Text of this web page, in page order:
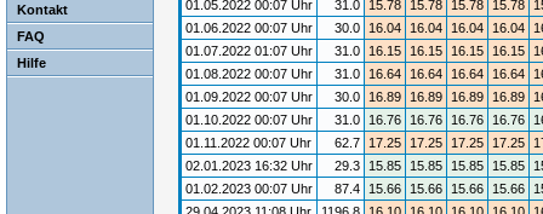
Kontakt
FAQ
Hilfe
01.05.2022 00:07 Uhr
31.0 15.78 15.78 15.78 15.78
01.06.2022 00:07 Uhr
30.0 16.04 16.04 16.04 16.04
01.07.2022 01:07 Uhr
31.0 16.15 16.15 16.15 16.15
01.08.2022 00:07 Uhr
31.0 16.64 16.64 16.64 16.64
01.09.2022 00:07 Uhr
30.0 16.89 16.89 16.89 16.89
01.10.2022 00:07 Uhr
31.0 16.76 16.76 16.76 16.76
01.11.2022 00:07 Uhr
62.7 17.25 17.25 17.25 17.25
02.01.2023 16:32 Uhr
29.3 15.85 15.85 15.85 15.85
01.02.2023 00:07 Uhr
87.4 15.66 15.66 15.66 15.66